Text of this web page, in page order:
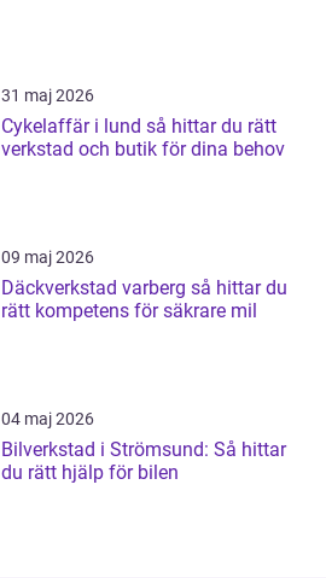
31 maj 2026
Cykelaffär i lund så hittar du rätt
verkstad och butik för dina behov
09 maj 2026
Däckverkstad varberg så hittar du
rätt kompetens för säkrare mil
04 maj 2026
Bilverkstad i Strömsund: Så hittar
du rätt hjälp för bilen